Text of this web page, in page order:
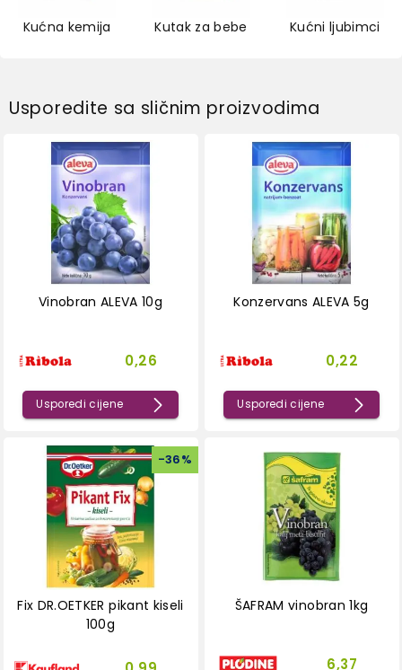
Kućna kemija Kutak za bebe Kućni ljubimci
Usporedite sa sličnim proizvodima
Vinobran ALEVA 10g
0,26
Usporedi cijene
Konzervans ALEVA 5g
0,22
Usporedi cijene
-36%
Fix DR.OETKER pikant kiseli
100g
ŠAFRAM vinobran 1kg
6,37